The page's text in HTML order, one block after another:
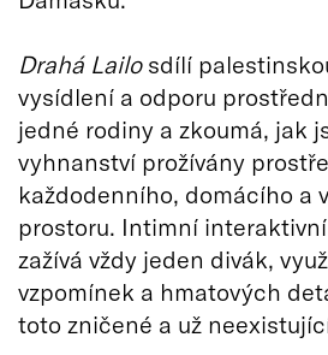
Drahá Lailosdílí
vysídlení a odporu
jedné rodiny a zkoumá, jak
vyhnanství prožívány
každodenního, domácího a
prostoru. Intimní
zažívá vždy jeden divák,
vzpomínek a hmatových
toto zničené a už